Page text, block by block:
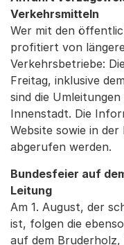
Verkehrsmitteln
Wer mit den
profitiert von
Verkehrsbetriebe:
Freitag, inklusive
sind die
Innenstadt. Die
Website sowie in
abgerufen werden.
Bundesfeier auf
Leitung
Am 1. August, der
ist, folgen die
auf dem Bruderholz,